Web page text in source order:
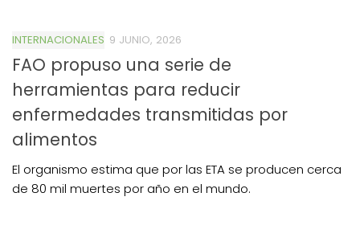
INTERNACIONALES 9 JUNIO, 2026
FAO propuso una serie de
herramientas para reducir
enfermedades transmitidas por
alimentos
El organismo estima que por las ETA se producen cerca
de 80 mil muertes por año en el mundo.